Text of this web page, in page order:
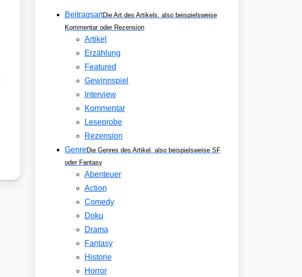
BeitragsartDie Art des Artikels, also beispielsweise
Kommentar oder Rezension
Artikel
Erzählung
Featured
Gewinnspiel
Interview
Kommentar
Leseprobe
Rezension
GenreDie Genres des Artikel, also beispielsweise SF
oder Fantasy
Abenteuer
Action
Comedy
Doku
Drama
Fantasy
Historie
Horror